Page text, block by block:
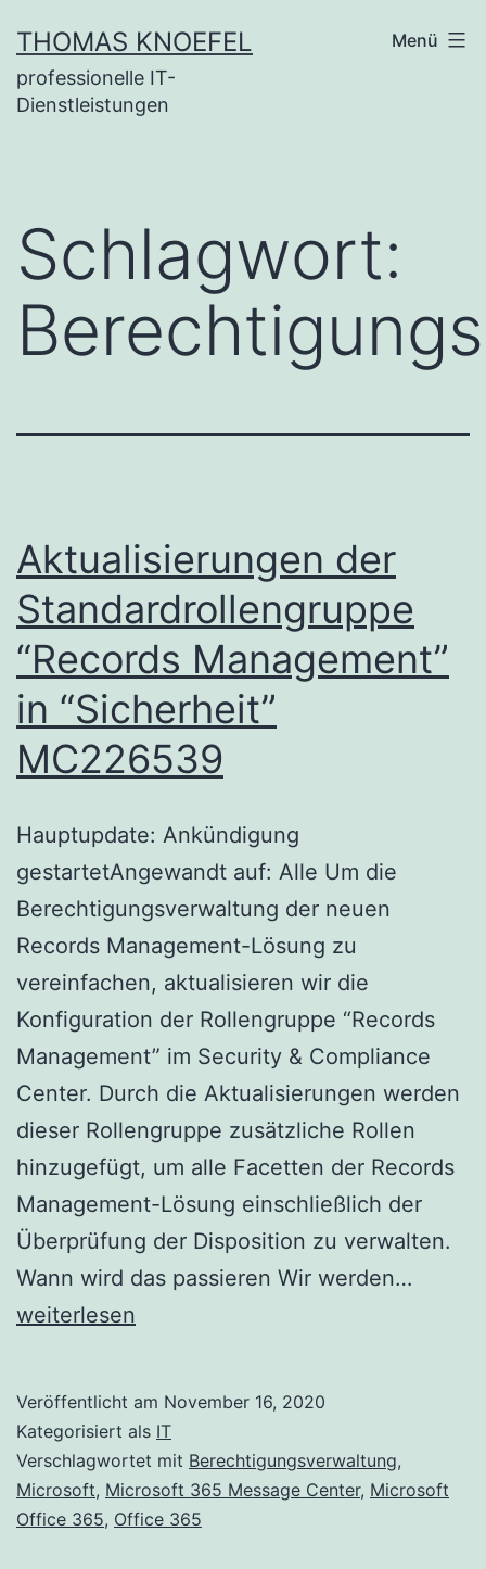
Inhalt
springen
THOMAS KNOEFEL
professionelle IT-
Dienstleistungen
Menü
Schlagwort:
Aktualisierungen der
Standardrollengruppe
“Records Management”
in “Sicherheit”
MC226539
Hauptupdate: Ankündigung
gestartetAngewandt auf: Alle Um die
Berechtigungsverwaltung der neuen
Records Management-Lösung zu
vereinfachen, aktualisieren wir die
Konfiguration der Rollengruppe “Records
Management” im Security & Compliance
Center. Durch die Aktualisierungen werden
dieser Rollengruppe zusätzliche Rollen
hinzugefügt, um alle Facetten der Records
Management-Lösung einschließlich der
Überprüfung der Disposition zu verwalten.
Wann wird das passieren Wir werden…
weiterlesen
Veröffentlicht am November 16, 2020
Kategorisiert als IT
Verschlagwortet mit Berechtigungsverwaltung,
Microsoft, Microsoft 365 Message Center, Microsoft
Office 365, Office 365